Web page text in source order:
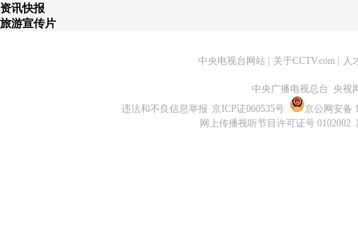
资讯快报
旅游宣传片
中央电视台网站 关于CCTV.com 人
中央广播电视总台 央视
违法和不良信息举报 京ICP证060535号
京公网安备
网上传播视听节目许可证号 0102002